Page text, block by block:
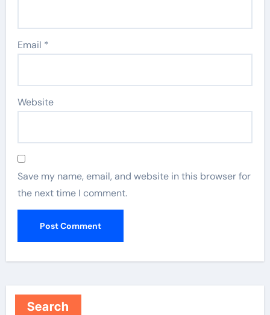
Email *
Website
Save my name, email, and website in this browser for
the next time I comment.
Search